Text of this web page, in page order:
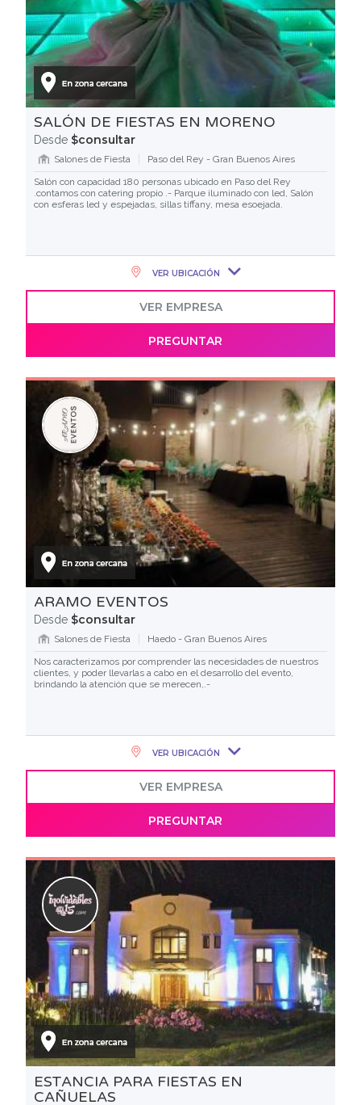
SALÓN DE FIESTAS EN MORENO
Desde $consultar
Salones de Fiesta
Paso del Rey - Gran Buenos Aires
Salón con capacidad 180 personas ubicado en Paso del Rey
.contamos con catering propio .- Parque iluminado con led, Salón
con esferas led y espejadas, sillas tiffany, mesa esoejada.
VER UBICACIÓN
VER EMPRESA
PREGUNTAR
ARAMO EVENTOS
Desde $consultar
Salones de Fiesta
Haedo - Gran Buenos Aires
Nos caracterizamos por comprender las necesidades de nuestros
clientes, y poder llevarlas a cabo en el desarrollo del evento,
brindando la atención que se merecen,.-
VER UBICACIÓN
VER EMPRESA
PREGUNTAR
ESTANCIA PARA FIESTAS EN
CAÑUELAS